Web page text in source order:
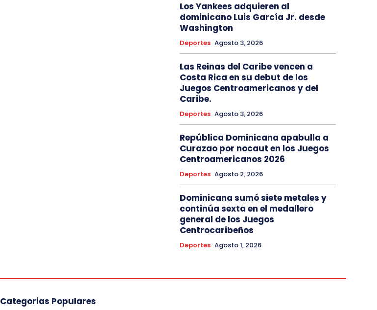
Los Yankees adquieren al
dominicano Luis García Jr. desde
Washington
Deportes Agosto 3, 2026
Las Reinas del Caribe vencen a
Costa Rica en su debut de los
Juegos Centroamericanos y del
Caribe.
Deportes Agosto 3, 2026
República Dominicana apabulla a
Curazao por nocaut en los Juegos
Centroamericanos 2026
Deportes Agosto 2, 2026
Dominicana sumó siete metales y
continúa sexta en el medallero
general de los Juegos
Centrocaribeños
Deportes Agosto 1, 2026
Categorias Populares